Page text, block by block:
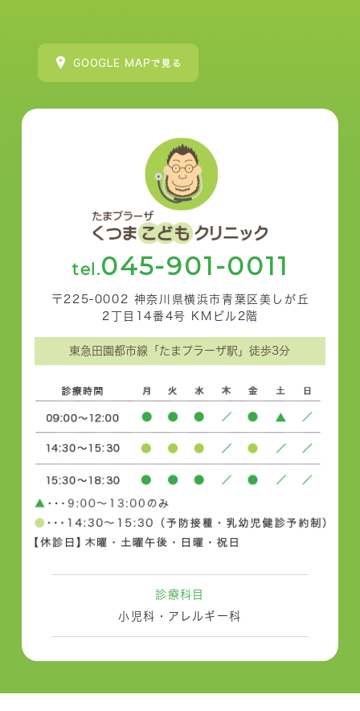
tel.045-901-0011
〒225-0002 神奈川県横浜市青葉区美しが丘
2丁目14番4号 KMビル2階
東急田園都市線「たまプラーザ駅」徒歩3分
診療科目
小児科・アレルギー科